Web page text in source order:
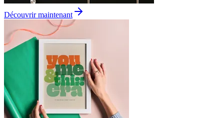
Découvrir maintenant